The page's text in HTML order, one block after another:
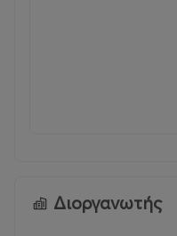
Paradise Park
Διοργανωτής